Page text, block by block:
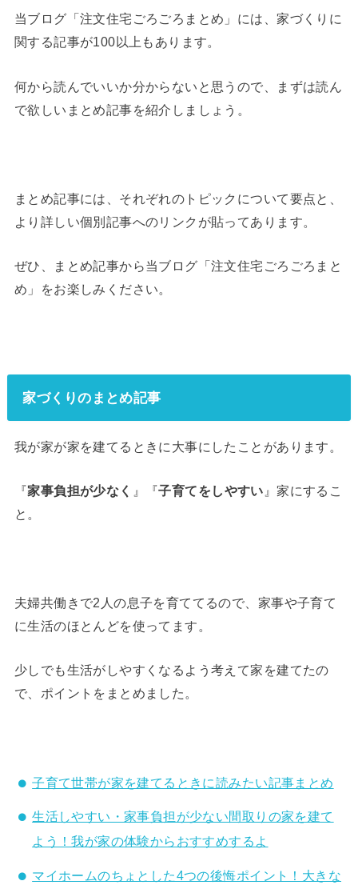
当ブログ「注文住宅ごろごろまとめ」には、家づくりに
関する記事が100以上もあります。
何から読んでいいか分からないと思うので、まずは読ん
で欲しいまとめ記事を紹介しましょう。
まとめ記事には、それぞれのトピックについて要点と、
より詳しい個別記事へのリンクが貼ってあります。
ぜひ、まとめ記事から当ブログ「注文住宅ごろごろまと
め」をお楽しみください。
家づくりのまとめ記事
我が家が家を建てるときに大事にしたことがあります。
『家事負担が少なく 』『子育てをしやすい 』家にするこ
と。
夫婦共働きで2人の息子を育ててるので、家事や子育て
に生活のほとんどを使ってます。
少しでも生活がしやすくなるよう考えて家を建てたの
で、ポイントをまとめました。
子育て世帯が家を建てるときに読みたい記事まとめ
生活しやすい・家事負担が少ない間取りの家を建て
よう！我が家の体験からおすすめするよ
マイホームのちょとした4つの後悔ポイント！大きな